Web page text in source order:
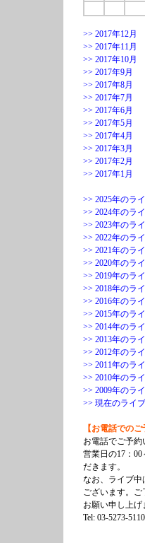
>> 2017年12月
>> 2017年11月
>> 2017年10月
>> 2017年9月
>> 2017年8月
>> 2017年7月
>> 2017年6月
>> 2017年5月
>> 2017年4月
>> 2017年3月
>> 2017年2月
>> 2017年1月
>> 2025年のラ
>> 2024年のラ
>> 2023年のラ
>> 2022年のラ
>> 2021年のラ
>> 2020年のラ
>> 2019年のラ
>> 2018年のラ
>> 2016年のラ
>> 2015年のラ
>> 2014年のラ
>> 2013年のラ
>> 2012年のラ
>> 2011年のラ
>> 2010年のラ
>> 2009年のラ
>> 現在のライ
【お電話でのご
お電話でご予
営業日の17：00
だきます。
なお、ライブ中
ございます。ご
お願い申し上げ
Tel: 03-5273-5110